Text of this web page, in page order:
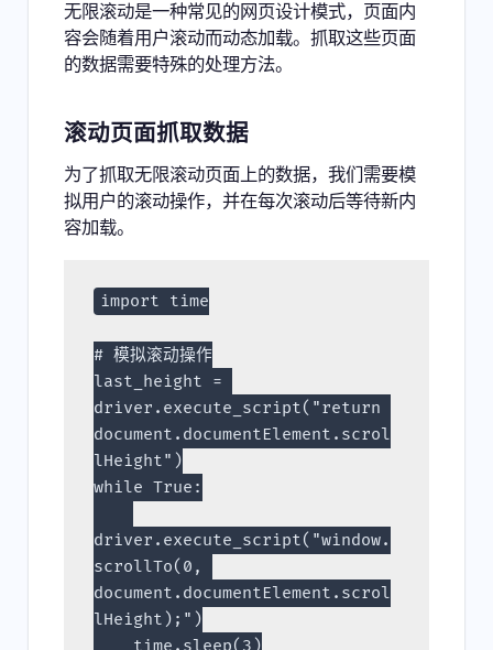
无限滚动是一种常见的网页设计模式，页面内
容会随着用户滚动而动态加载。抓取这些页面
的数据需要特殊的处理方法。
滚动页面抓取数据
为了抓取无限滚动页面上的数据，我们需要模
拟用户的滚动操作，并在每次滚动后等待新内
容加载。
import time
# 模拟滚动操作
last_height =
driver.execute_script("return
document.documentElement.scrol
lHeight")
while True:
driver.execute_script("window.
scrollTo(0,
document.documentElement.scrol
lHeight);")